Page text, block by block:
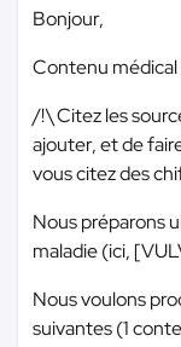
Bonjour,
Contenu médical
/!\ Citez les
ajouter, et de
vous citez des
Nous préparons
maladie (ici,
Nous voulons
suivantes (1